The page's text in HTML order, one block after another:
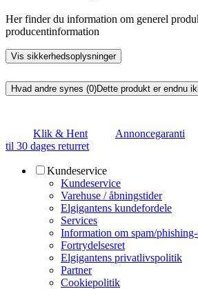
Her finder du information om generel
producentinformation
Vis sikkerhedsoplysninger
Hvad andre synes (0)Dette produkt er endnu
Klik & Hent Annoncegaranti
til 30 dages returret
Kundeservice
Kundeservice
Varehuse / åbningstider
Elgigantens kundefordele
Services
Information om spam/
Fortrydelsesret
Elgigantens privatlivspolitik
Partner
Cookiepolitik